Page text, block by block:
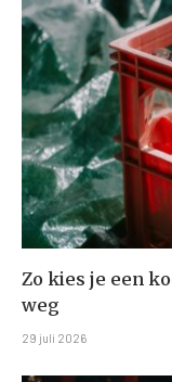
Zo kies je een
weg
29 juli 2026